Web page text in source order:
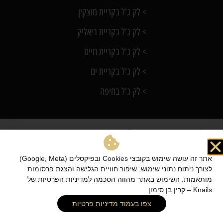
> לק ג'ל בקריית מוצקין
> לק ג'ל בקריית ביאליק
> לק ג'ל בקריית חיים
> לק ג'ל בקריית ים
> לק ג'ל בחיפה
כל הזכויות שמורות @ קריןKnailsבניית ציפורניים באזור הקריות, בניית
ציפורניים אקריל ולק ג'ל | טל: 054-2525494 קרין.
מפת אתר| הצהרת נגישות | מדיניות פרטיות
אתר זה עושה שימוש בקובצי Cookies ובפיקסלים (Google, Meta)
לצורך ניתוח נתוני שימוש, שיפור חוויית הגלישה והצגת פרסומות
מותאמות. השימוש באתר מהווה הסכמה למדיניות הפרטיות של
Knails – קרין בן סימון
צפו בעמוד מדיניות פרטיות